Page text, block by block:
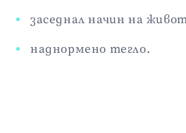
заседнал начин на
наднормено тегло.